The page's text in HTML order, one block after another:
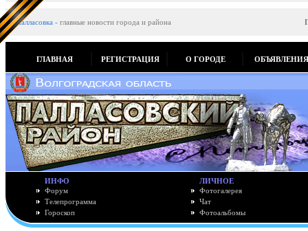
Палласовка - главные новости города и района
ГЛАВНАЯ РЕГИСТРАЦИЯ О ГОРОДЕ ОБЪЯВЛЕНИЯ
ИНФО
Форум
Телепрограмма
Гороскоп
ЛИЧНОЕ
Фотогалерея
Чат
Фотоальбомы